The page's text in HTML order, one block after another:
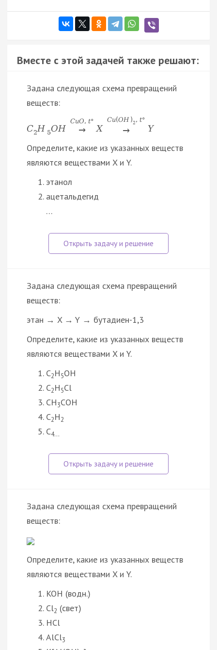
Вместе с этой задачей также решают:
Задана следующая схема превращений
веществ:
C2H 5OH
CuO, t°
→ X
Cu(OH )2 , t°
→ Y
Определите, какие из указанных веществ
являются веществами X и Y.
этанол
ацетальдегид
…
Задана следующая схема превращений
веществ:
этан → X → Y → бутадиен-1,3
Определите, какие из указанных веществ
являются веществами X и Y.
C2H5OH
C2H5Cl
CH3COH
C2H2
C4…
Задана следующая схема превращений
веществ:
Определите, какие из указанных веществ
являются веществами X и Y.
KOH (водн.)
Cl2 (свет)
HCl
AlCl3